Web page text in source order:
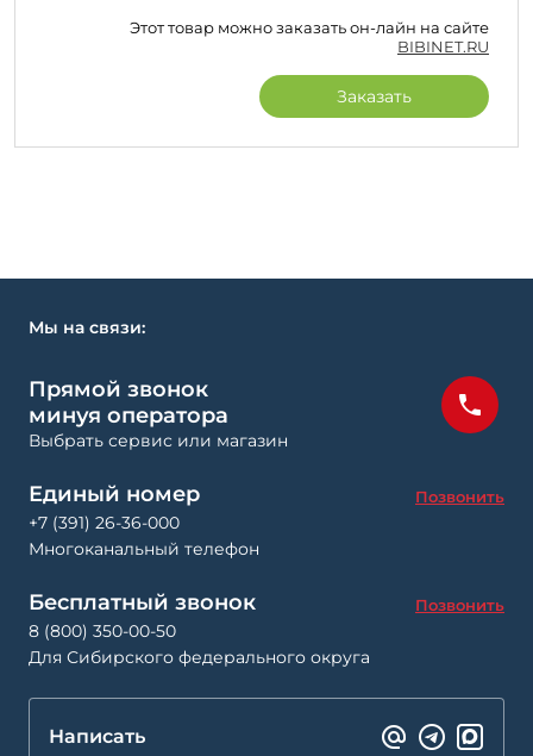
Этот товар можно заказать он-лайн на сайте
BIBINET.RU
Заказать
Мы на связи:
Прямой звонок
минуя оператора
Выбрать сервис или магазин
Единый номер Позвонить
+7 (391) 26-36-000
Многоканальный телефон
Бесплатный звонок Позвонить
8 (800) 350-00-50
Для Сибирского федерального округа
Написать